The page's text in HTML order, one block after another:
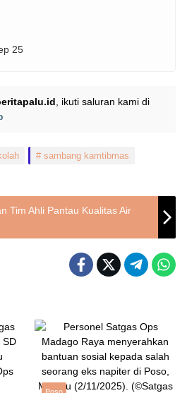
25
, ikuti saluran kami di
sambang kamtibmas
Tim Ahli Pantau Kualitas Air